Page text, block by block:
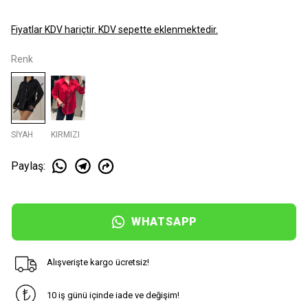
Fiyatlar KDV hariçtir. KDV sepette eklenmektedir.
Renk
SİYAH KIRMIZI
Paylaş:
WHATSAPP
Alışverişte kargo ücretsiz!
10 iş günü içinde iade ve değişim!